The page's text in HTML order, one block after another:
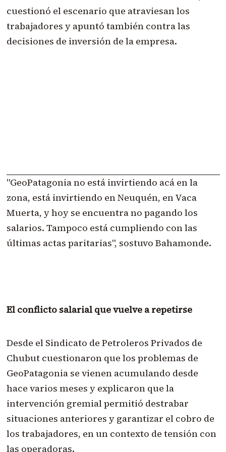
cuestionó el escenario que atraviesan los
trabajadores y apuntó también contra las
decisiones de inversión de la empresa.
"GeoPatagonia no está invirtiendo acá en la
zona, está invirtiendo en Neuquén, en Vaca
Muerta, y hoy se encuentra no pagando los
salarios. Tampoco está cumpliendo con las
últimas actas paritarias", sostuvo Bahamonde.
El conflicto salarial que vuelve a repetirse
Desde el Sindicato de Petroleros Privados de
Chubut cuestionaron que los problemas de
GeoPatagonia se vienen acumulando desde
hace varios meses y explicaron que la
intervención gremial permitió destrabar
situaciones anteriores y garantizar el cobro de
los trabajadores, en un contexto de tensión con
las operadoras.